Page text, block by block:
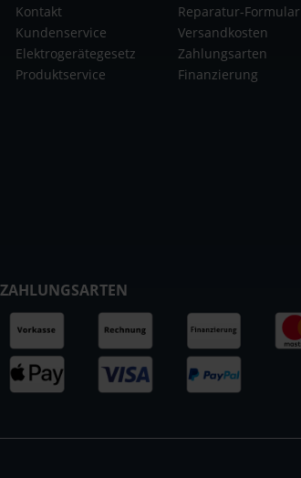
Kontakt
Kundenservice
Elektrogerätegesetz
Produktservice
Reparatur-Formular
Versandkosten
Zahlungsarten
Finanzierung
ZAHLUNGSARTEN